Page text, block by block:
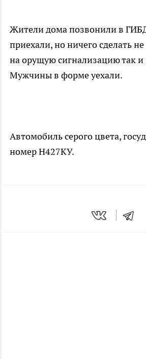
Жители дома позвонили в
приехали, но ничего сделать
на орущую сигнализацию так
Мужчины в форме уехали.
Автомобиль серого цвета,
номер Н427КУ.